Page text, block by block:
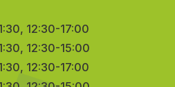
12:30-17:00
12:30-15:00
12:30-17:00